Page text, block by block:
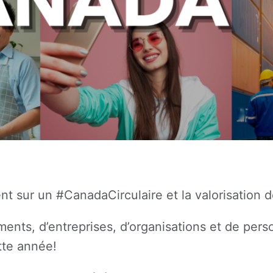
sur un #CanadaCirculaire et la valorisation
d’entreprises, d’organisations et de
année!